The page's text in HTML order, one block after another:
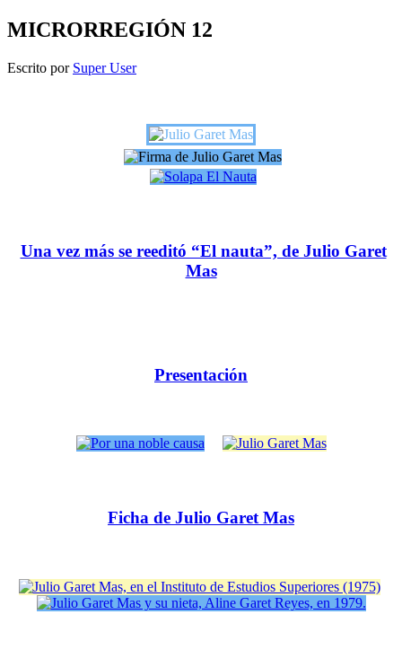
MICRORREGIÓN 12
Escrito por Super User
Una vez más se reeditó “El nauta”, de Julio Garet
Mas
Presentación
Ficha de Julio Garet Mas